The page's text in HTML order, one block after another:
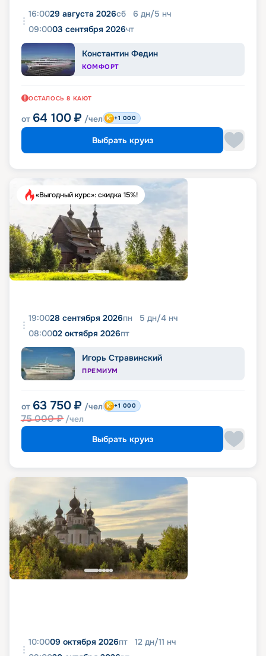
16:0029 августа 2026сб 6 дн/5 нч
09:0003 сентября 2026чт
Константин Федин
КОМФОРТ
ОСТАЛОСЬ 8 КАЮТ
от 64 100 ₽ /чел +1 000
Выбрать круиз
«Выгодный курс»: скидка 15%!
19:0028 сентября 2026пн 5 дн/4 нч
08:0002 октября 2026пт
Игорь Стравинский
ПРЕМИУМ
от 63 750 ₽ /чел
75 000₽ /чел
+1 000
Выбрать круиз
10:0009 октября 2026пт 12 дн/11 нч